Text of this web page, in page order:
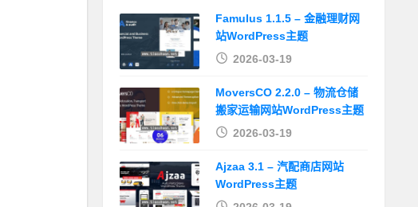
Famulus 1.1.5 – 金融理财网
站WordPress主题
2026-03-19
MoversCO 2.2.0 – 物流仓储
搬家运输网站WordPress主题
2026-03-19
Ajzaa 3.1 – 汽配商店网站
WordPress主题